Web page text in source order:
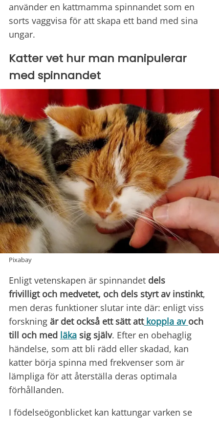
använder en kattmamma spinnandet som en
sorts vaggvisa för att skapa ett band med sina
ungar.
Katter vet hur man manipulerar
med spinnandet
Pixabay
Enligt vetenskapen är spinnandet dels
frivilligt och medvetet, och dels styrt av instinkt,
men deras funktioner slutar inte där: enligt viss
forskning är det också ett sätt attkoppla av och
till och med läka sig själv. Efter en obehaglig
händelse, som att bli rädd eller skadad, kan
katter börja spinna med frekvenser som är
lämpliga för att återställa deras optimala
förhållanden.
I födelseögonblicket kan kattungar varken se